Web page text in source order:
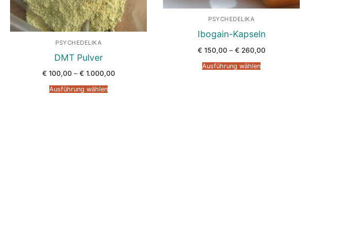
PSYCHEDELIKA
DMT Pulver
€100,00 – €1.000,00Preisspanne:
Ausführung wählen
PSYCHEDELIKA
Ibogain-Kapseln
€150,00 – €260,00Preisspanne:
Ausführung wählen